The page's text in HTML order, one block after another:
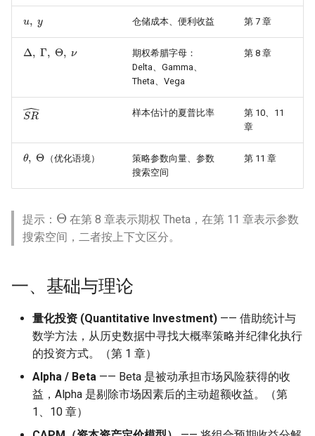
u, y
仓储成本、便利收益 第 7 章
Δ Γ Θ
期权希腊字母：
Delta、Gamma、
Theta、Vega
第 8 章
SR 样本估计的夏普比率
第 10、11
章
θ Θ
（优化语境）
策略参数向量、参数
搜索空间
第 11 章
提示：
Θ
在第 8 章表示期权 Theta，在第 11 章表示参数
搜索空间，二者按上下文区分。
一、基础与理论
量化投资 (Quantitative Investment) —— 借助统计与
数学方法，从历史数据中寻找大概率策略并纪律化执行
的投资方式。（第 1 章）
Alpha / Beta —— Beta 是被动承担市场风险获得的收
益，Alpha 是剔除市场因素后的主动超额收益。（第
1、10 章）